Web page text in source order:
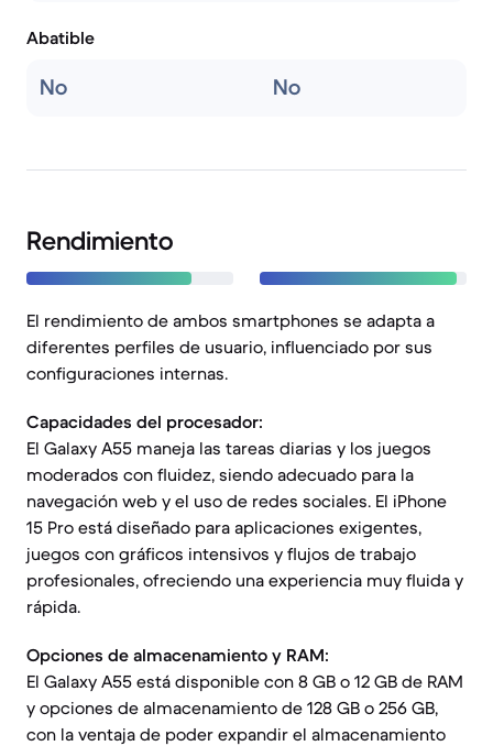
Abatible
No No
Rendimiento
El rendimiento de ambos smartphones se adapta a
diferentes perfiles de usuario, influenciado por sus
configuraciones internas.
Capacidades del procesador:
El Galaxy A55 maneja las tareas diarias y los juegos
moderados con fluidez, siendo adecuado para la
navegación web y el uso de redes sociales. El iPhone
15 Pro está diseñado para aplicaciones exigentes,
juegos con gráficos intensivos y flujos de trabajo
profesionales, ofreciendo una experiencia muy fluida y
rápida.
Opciones de almacenamiento y RAM:
El Galaxy A55 está disponible con 8 GB o 12 GB de RAM
y opciones de almacenamiento de 128 GB o 256 GB,
con la ventaja de poder expandir el almacenamiento